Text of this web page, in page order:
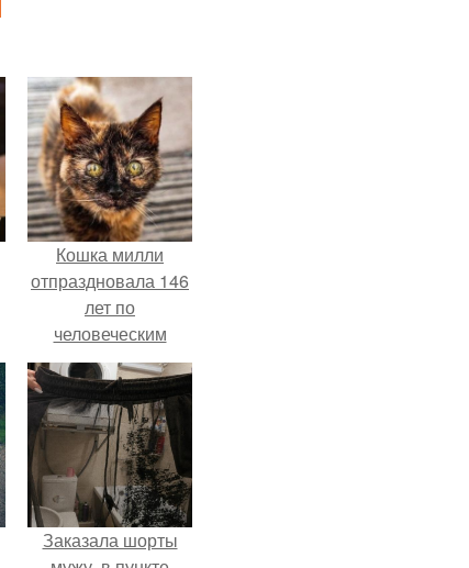
Кошка милли
отпраздновала 146
лет по
человеческим
Меркам и
претендует на
звание самой
старой в мире.
Заказала шорты